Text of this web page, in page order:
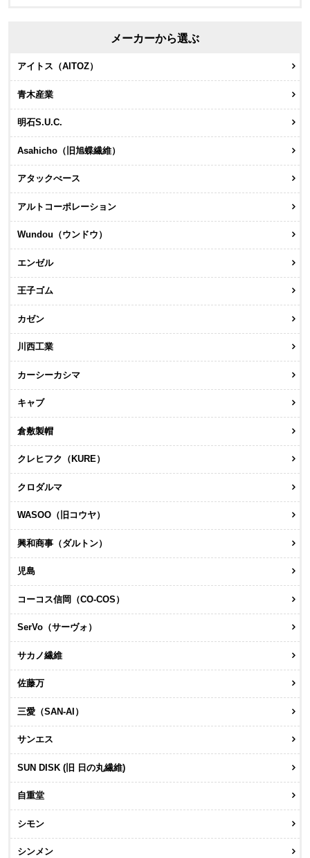
メーカーから選ぶ
アイトス（AITOZ）
青木産業
明石S.U.C.
Asahicho（旧旭蝶繊維）
アタックべース
アルトコーポレーション
Wundou（ウンドウ）
エンゼル
王子ゴム
カゼン
川西工業
カーシーカシマ
キャブ
倉敷製帽
クレヒフク（KURE）
クロダルマ
WASOO（旧コウヤ）
興和商事（ダルトン）
児島
コーコス信岡（CO-COS）
SerVo（サーヴォ）
サカノ繊維
佐藤万
三愛（SAN-AI）
サンエス
SUN DISK (旧 日の丸繊維)
自重堂
シモン
シンメン